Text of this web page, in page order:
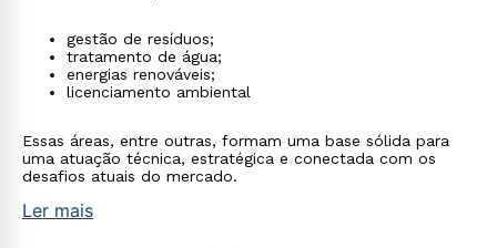
gestão de resíduos;
tratamento de água;
energias renováveis;
licenciamento ambiental
Essas áreas, entre outras, formam uma base sólida para
uma atuação técnica, estratégica e conectada com os
desafios atuais do mercado.
Ler mais